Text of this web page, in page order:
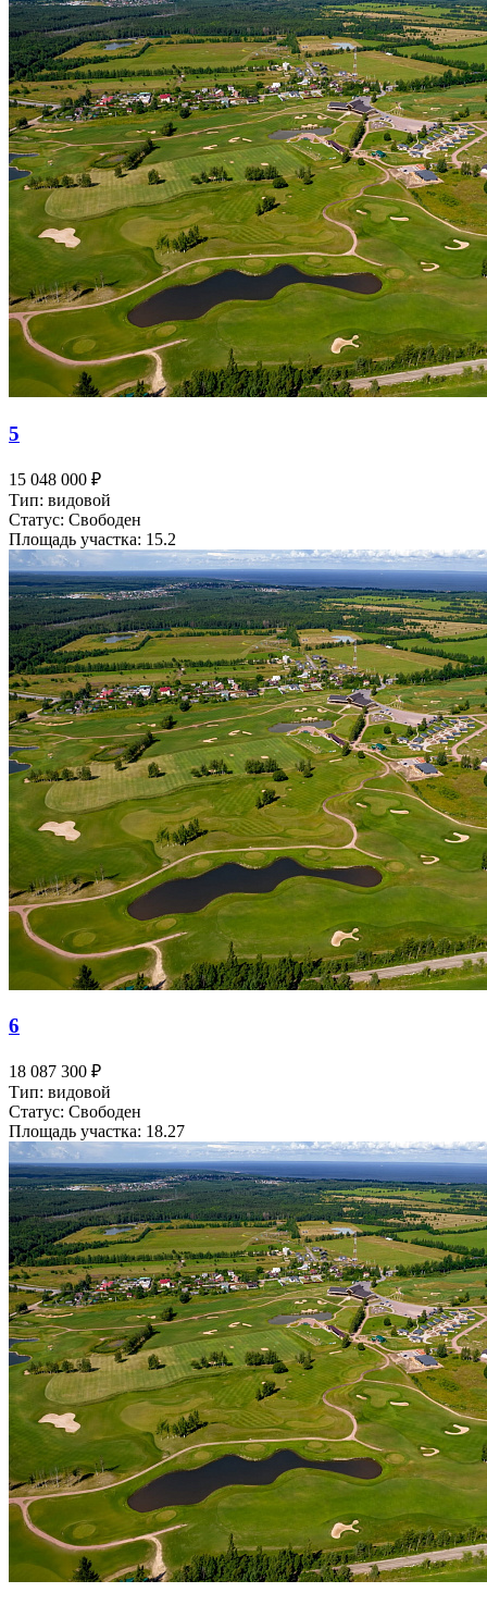
5
15 048 000 ₽
Тип: видовой
Статус: Свободен
Площадь участка: 15.2
6
18 087 300 ₽
Тип: видовой
Статус: Свободен
Площадь участка: 18.27